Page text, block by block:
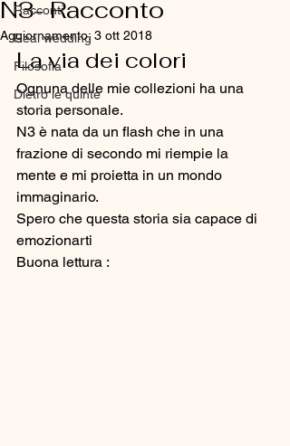
Racconti
Real wedding
Filosofia
Dietro le quinte
N3- Racconto
Aggiornamento: 3 ott 2018
La via dei colori
Ognuna delle mie collezioni ha una
storia personale.
N3 è nata da un flash che in una
frazione di secondo mi riempie la
mente e mi proietta in un mondo
immaginario.
Spero che questa storia sia capace di
emozionarti
Buona lettura :